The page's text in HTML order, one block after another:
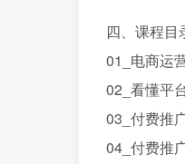
四、课程目
01_电商运
02_看懂平
03_付费推
04_付费推